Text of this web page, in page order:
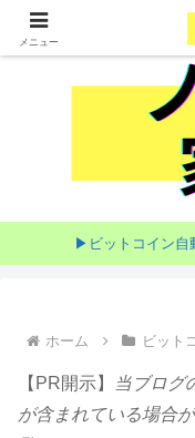
▶ビットコイン自
ホーム ビット
【PR開示】
当ブログ
が含まれている場合
メニュー